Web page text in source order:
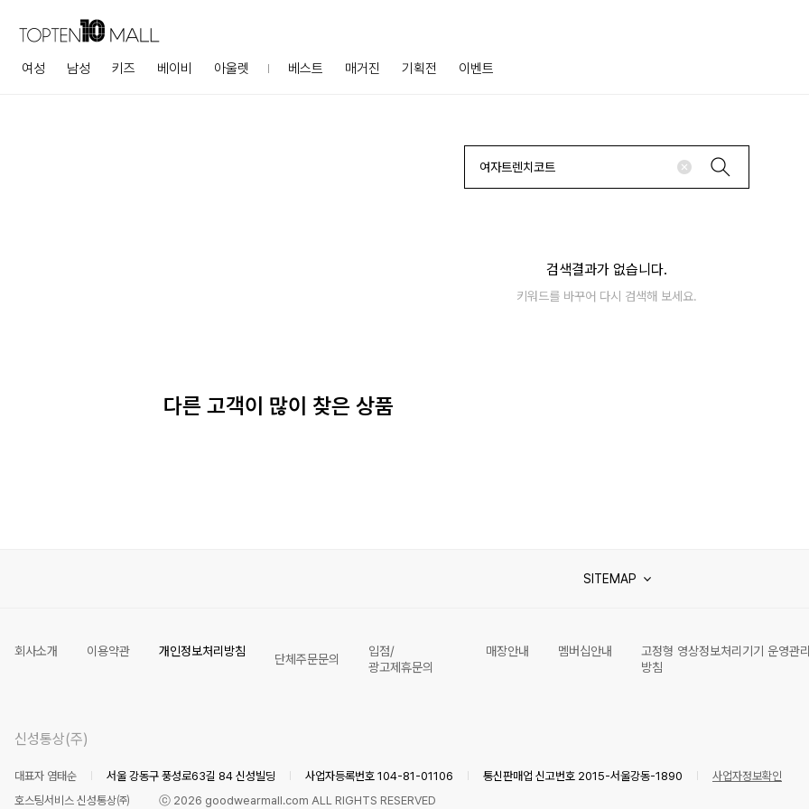
여성 남성 키즈 베이비 아울렛 베스트 매거진 기획전 이벤트
검색결과가 없습니다.
키워드를 바꾸어 다시 검색해 보세요.
다른 고객이 많이 찾은 상품
SITEMAP
회사소개 이용약관 개인정보처리방침
단체주문문의
입점/
광고제휴문의
매장안내 멤버십안내
고정형 영상정보처리기기 운영관리
방침
신성통상(주)
대표자 염태순 서울 강동구 풍성로63길 84 신성빌딩 사업자등록번호 104-81-01106 통신판매업 신고번호 2015-서울강동-1890 사업자정보확인
호스팅서비스 신성통상㈜
ⓒ 2026 goodwearmall.com ALL RIGHTS RESERVED